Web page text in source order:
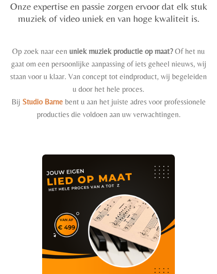
Onze expertise en passie zorgen ervoor dat elk stuk
muziek of video uniek en van hoge kwaliteit is.
Op zoek naar een uniek muziek productie op maat?Of het nu
gaat om een persoonlijke aanpassing of iets geheel nieuws, wij
staan voor u klaar. Van concept tot eindproduct, wij begeleiden
u door het hele proces.
Bij Studio Barnebent u aan het juiste adres voor professionele
producties die voldoen aan uw verwachtingen.